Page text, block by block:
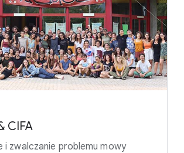
CIFA
i zwalczanie problemu mowy